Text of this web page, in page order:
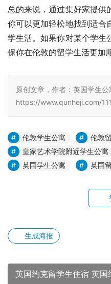
总的来说，通过集好家提供
你可以更加轻松地找到适合
学生活。如果你对某个学生
保你在伦敦的留学生活更加
原创文章，作者：英国学生
https://www.qunheji.com/
伦敦学生公寓 伦敦
皇家艺术学院附近学生公寓
英国学生公寓
英国
生成海报
英国约克留学生住宿 英